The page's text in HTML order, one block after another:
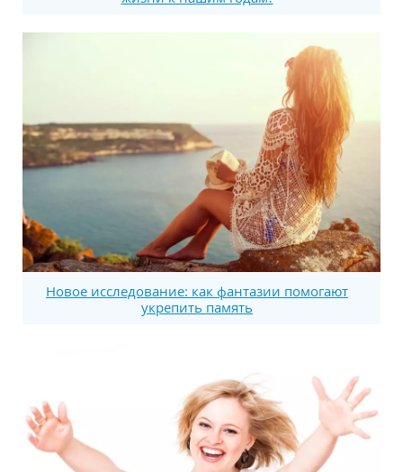
Новое исследование: как фантазии помогают
укрепить память